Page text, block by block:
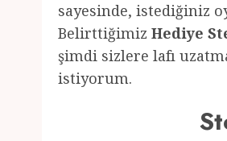
sayesinde, istediğiniz
Belirttiğimiz Hediye
şimdi sizlere lafı
istiyorum.